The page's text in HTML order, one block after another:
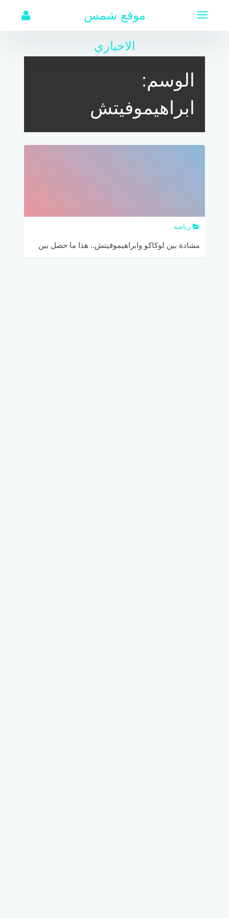
موقع شمس
الاخباري
الوسم:
ابراهيموفيتش
رياضة
مشادة بين لوكاكو وابراهيموفيتش.. هذا ما حصل بين